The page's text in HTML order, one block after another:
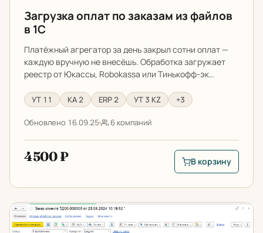
Загрузка оплат по заказам из файлов
в 1С
Платёжный агрегатор за день закрыл сотни оплат —
каждую вручную не внесёшь. Обработка загружает
реестр от Юкассы, Robokassa или Тинькофф-эк…
УТ 11 КА 2 ERP 2 УТ 3 KZ +3
Обновлено 16.09.25 6 компаний
4500 ₽
В корзину:
В корзину
Настраиваемая проверка заполнения реквизитов